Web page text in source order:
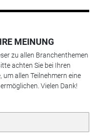
MEINUNG
zu allen Branchenthemen
achten Sie bei Ihren
allen Teilnehmern eine
Vielen Dank!